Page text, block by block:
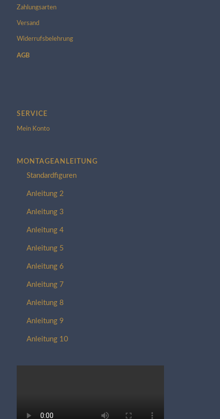
Zahlungsarten
Versand
Widerrufsbelehrung
AGB
SERVICE
Mein Konto
MONTAGEANLEITUNG
Standardfiguren
Anleitung 2
Anleitung 3
Anleitung 4
Anleitung 5
Anleitung 6
Anleitung 7
Anleitung 8
Anleitung 9
Anleitung 10